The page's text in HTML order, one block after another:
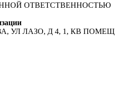
ОТВЕТСТВЕННОСТЬЮ
УЛ ЛАЗО, Д 4, 1, КВ ПОМЕЩ